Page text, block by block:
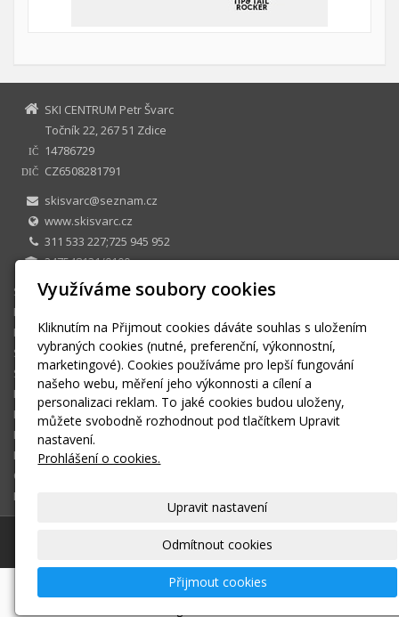
SKI CENTRUM Petr Švarc
Točník 22, 267 51 Zdice
IČ 14786729
DIČ
CZ6508281791
skisvarc@seznam.cz
www.skisvarc.cz
311 533 227;725 945 952
247548131/0100
SKI CENTRUM Petr Švarc
E-shop
Půjčovna
Sezonní půjčovné
Skiservis
Kontakt
Kontaktní formulář
Ke stažení
Montáž a seřízení vázání
OBCHODNÍ PODMÍNKY
Košík
SKI CENTRUM Petr Švarc | Mapa webu
s AI,
Využíváme soubory cookies
Kliknutím na Přijmout cookies dáváte souhlas s uložením
vybraných cookies (nutné, preferenční, výkonnostní,
marketingové). Cookies používáme pro lepší fungování
našeho webu, měření jeho výkonnosti a cílení a
personalizaci reklam. To jaké cookies budou uloženy,
můžete svobodně rozhodnout pod tlačítkem Upravit
nastavení.
Prohlášení o cookies.
Upravit nastavení
Odmítnout cookies
Přijmout cookies